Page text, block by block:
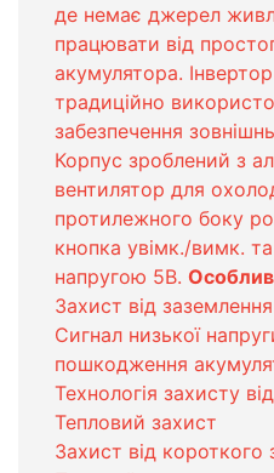
де немає джерел
працювати від
акумулятора.
традиційно
забезпечення
Корпус зроблений з
вентилятор для
протилежного боку
кнопка увімк./вимк.
напругою 5В.
Захист від заземлення
Сигнал низької
пошкодження
Технологія захисту
Тепловий захист
Захист від короткого